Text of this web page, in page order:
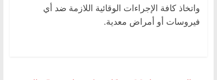
واتخاذ كافة الإجراءات الوقائية اللازمة ضد أي
فيروسات أو أمراض معدية.